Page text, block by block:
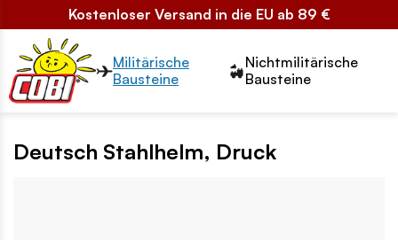
Kostenloser Versand in die EU ab 89 €
Przełącznik segmentów2
Militärische
Bausteine
Nichtmilitärische
Bausteine
Deutsch Stahlhelm, Druck